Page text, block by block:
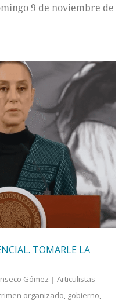
9 de noviembre de
TOMARLE LA
Gómez
Articulistas
organizado, gobierno,